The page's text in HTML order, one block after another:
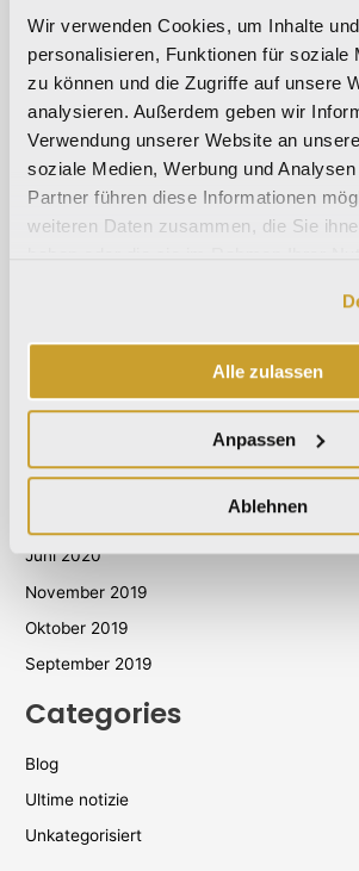
Wir verwenden Cookies, um Inhalte
personalisieren, Funktionen für soziale
zu können und die Zugriffe auf unsere
analysieren. Außerdem geben wir
Verwendung unserer Website an
soziale Medien, Werbung und
Partner führen diese Informationen
weiteren Daten zusammen, die Sie
Alle zulassen
Anpassen
Ablehnen
Juni 2024
Mai 2024
April 2024
März 2024
Oktober 2023
September 2023
Mai 2023
September 2021
Dezember 2020
Juni 2020
November 2019
Oktober 2019
September 2019
Categories
Blog
Ultime notizie
Unkategorisiert